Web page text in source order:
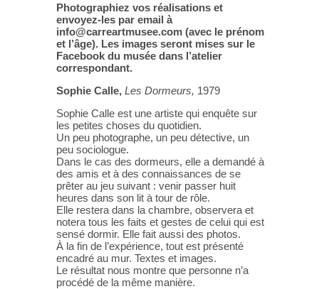
Photographiez vos réalisations et
envoyez-les par email à
info@carreartmusee.com (avec le prénom
et l’âge). Les images seront mises sur le
Facebook du musée dans l’atelier
correspondant.
Sophie Calle, Les Dormeurs, 1979
Sophie Calle est une artiste qui enquête sur
les petites choses du quotidien.
Un peu photographe, un peu détective, un
peu sociologue.
Dans le cas des dormeurs, elle a demandé à
des amis et à des connaissances de se
prêter au jeu suivant : venir passer huit
heures dans son lit à tour de rôle.
Elle restera dans la chambre, observera et
notera tous les faits et gestes de celui qui est
sensé dormir. Elle fait aussi des photos.
À la fin de l’expérience, tout est présenté
encadré au mur. Textes et images.
Le résultat nous montre que personne n’a
procédé de la même manière.